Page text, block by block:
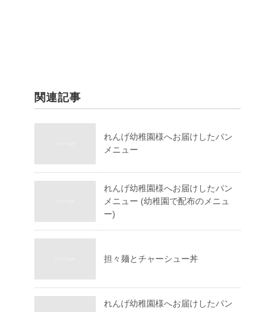
関連記事
れんげ幼稚園様へお届けしたパン
メニュー
れんげ幼稚園様へお届けしたパン
メニュー (幼稚園で配布のメニュ
ー)
担々麺とチャーシュー丼
れんげ幼稚園様へお届けしたパン